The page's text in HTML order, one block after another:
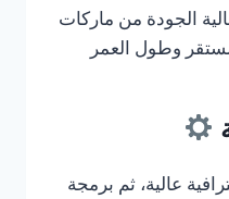
الجودة من ماركات
وطول العمر
عالية، ثم برمجة